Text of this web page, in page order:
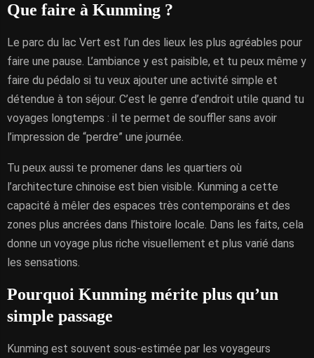
Que faire à Kunming ?
Le parc du lac Vert est l’un des lieux les plus agréables pour
faire une pause. L’ambiance y est paisible, et tu peux même y
faire du pédalo si tu veux ajouter une activité simple et
détendue à ton séjour. C’est le genre d’endroit utile quand tu
voyages longtemps : il te permet de souffler sans avoir
l’impression de “perdre” une journée.
Tu peux aussi te promener dans les quartiers où
l’architecture chinoise est bien visible. Kunming a cette
capacité à mêler des espaces très contemporains et des
zones plus ancrées dans l’histoire locale. Dans les faits, cela
donne un voyage plus riche visuellement et plus varié dans
les sensations.
Pourquoi Kunming mérite plus qu’un
simple passage
Kunming est souvent sous-estimée par les voyageurs